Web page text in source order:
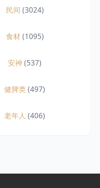
民间 (3024)
食材(1095)
安神(537)
健脾类(497)
老年人 (406)